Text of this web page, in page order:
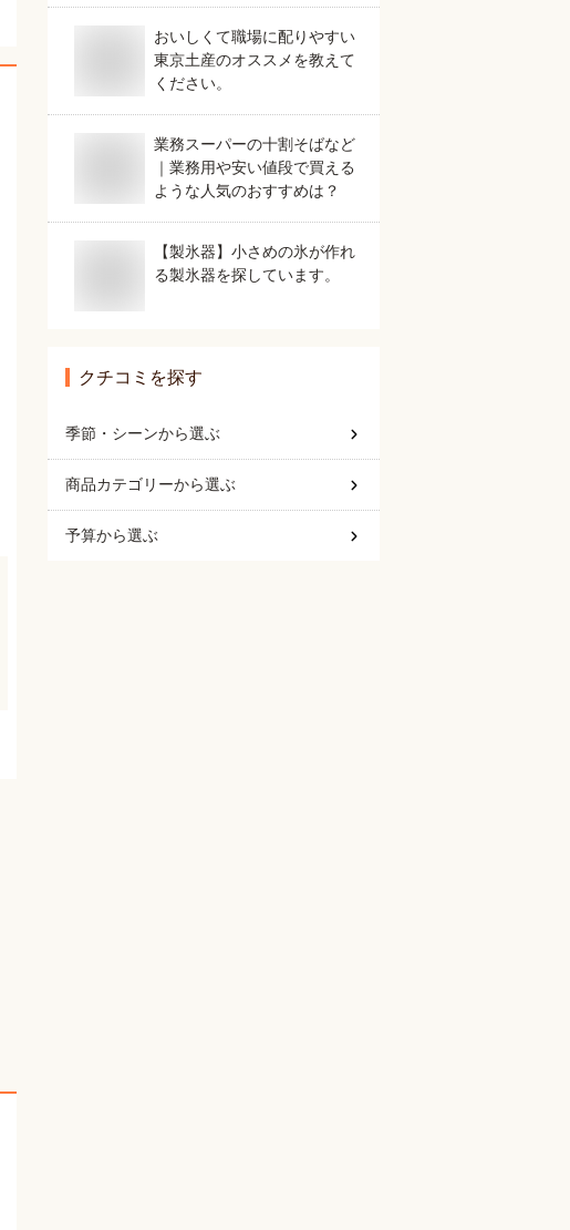
おいしくて職場に配りやすい
東京土産のオススメを教えて
ください。
業務スーパーの十割そばなど
｜業務用や安い値段で買える
ような人気のおすすめは？
【製氷器】小さめの氷が作れ
る製氷器を探しています。
クチコミを探す
季節・シーンから選ぶ
商品カテゴリーから選ぶ
予算から選ぶ